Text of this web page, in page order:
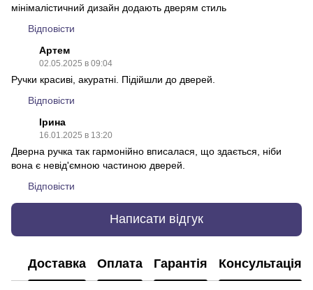
мінімалістичний дизайн додають дверям стиль
Відповісти
Артем
02.05.2025 в 09:04
Ручки красиві, акуратні. Підійшли до дверей.
Відповісти
Ірина
16.01.2025 в 13:20
Дверна ручка так гармонійно вписалася, що здається, ніби
вона є невід'ємною частиною дверей.
Відповісти
Написати відгук
Доставка Оплата Гарантія Консультація